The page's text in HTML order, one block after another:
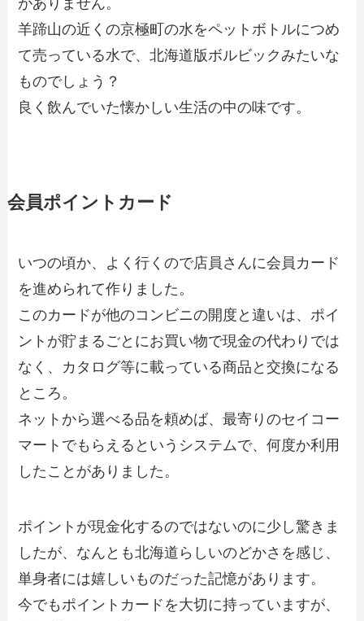
羊蹄山の近くの京極町の水をペットボトルにつめ
て売っている水で、北海道版ボルビックみたいな
ものでしょう？
良く飲んでいた懐かしい生活の中の味です。
会員ポイントカード
いつの頃か、よく行くので店員さんに会員カード
を進められて作りました。
このカードが他のコンビニの開度と違いは、ポイ
ントが貯まるごとにお買い物で現金の代わりでは
なく、カタログ等に載っている商品と交換になる
ところ。
ネットから選べる品を頼めば、最寄りのセイコー
マートでもらえるというシステムで、何度か利用
したことがありました。
ポイントが現金化するのではないのに少し驚きま
したが、なんとも北海道らしいのどかさを感じ、
単身者には嬉しいものだった記憶があります。
今でもポイントカードを大切に持っていますが、